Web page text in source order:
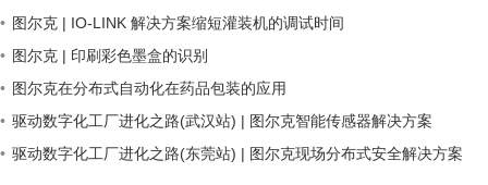
• 图尔克 | IO-LINK 解决方案缩短灌装机的调试时间
• 图尔克 | 印刷彩色墨盒的识别
• 图尔克在分布式自动化在药品包装的应用
• 驱动数字化工厂进化之路(武汉站) | 图尔克智能传感器解决方案
• 驱动数字化工厂进化之路(东莞站) | 图尔克现场分布式安全解决方案